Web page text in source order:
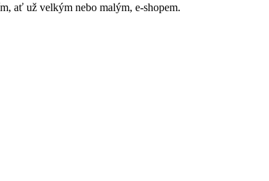
ať už velkým nebo malým, e-shopem.